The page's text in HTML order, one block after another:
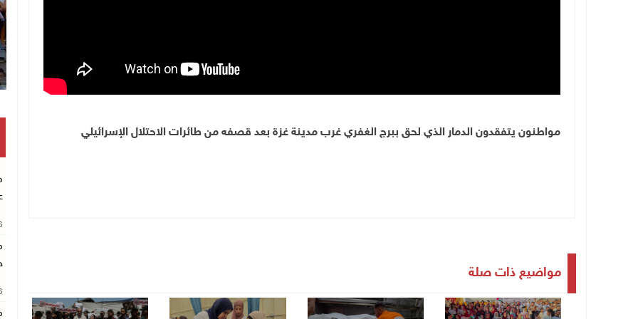
مواطنون يتفقدون الدمار الذي لحق ببرج الغفري غرب مدينة غزة بعد قصفه من طائرات الاحتلال الإسرائيلي
مواضيع ذات صلة